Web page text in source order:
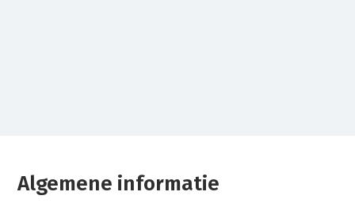
Algemene informatie